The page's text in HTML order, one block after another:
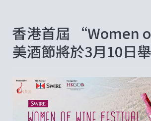
香港首屆 “Women
美酒節將於3月10日